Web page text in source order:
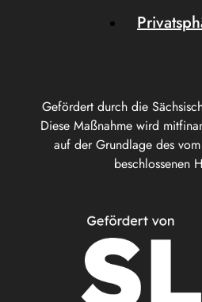
Gefördert durch die
Diese Maßnahme wird
auf der Grundlage des
beschlossenen